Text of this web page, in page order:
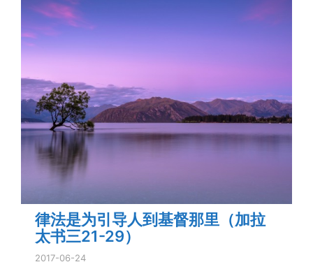
律法是为引导人到基督那里（加拉
太书三21-29）
2017-06-24